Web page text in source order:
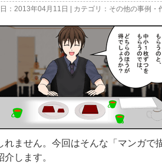
：2013年04月11日 | カテゴリ： その他の事例・
れません。今回はそんな「マンガで
介します。